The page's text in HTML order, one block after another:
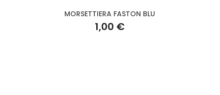
MORSETTIERA FASTON BLU
1,00 €